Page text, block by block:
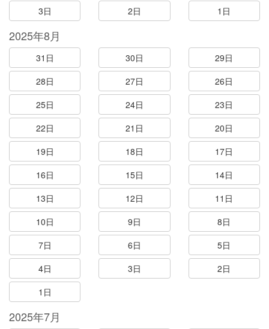
3日
2日 1日
2025年8月
31日 30日
29日
28日
27日
26日
25日
24日
23日
22日
21日
20日
19日
18日
17日
16日
15日
14日
13日
12日
11日
10日
9日
8日
7日
6日
5日
4日
3日
2日
1日
2025年7月